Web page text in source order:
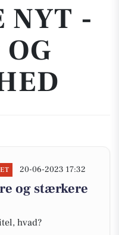
NYT -
20-06-2023 17:32
og stærkere
hvad?